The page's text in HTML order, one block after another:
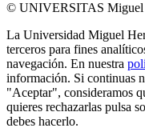
© UNIVERSITAS Miguel
La Universidad Miguel
terceros para fines
navegación. En nuestra
información. Si continuas
"Aceptar", consideramos
quieres rechazarlas pulsa
debes hacerlo.